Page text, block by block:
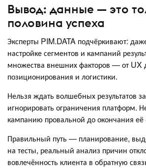
Вывод: данные — это
половина успеха
Эксперты PIM.DATA подчёркивают:
настройке сегментов и кампаний
множества внешних факторов — от UX
позиционирования и логистики.
Нельзя ждать волшебных результатов
игнорировать ограничения платформ.
кампанию провальной до окончания её
Правильный путь — планирование,
на тесты, реальный анализ причин
вовлечённость клиента в обратную